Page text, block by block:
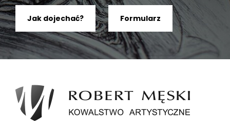
Jak dojechać? Formularz